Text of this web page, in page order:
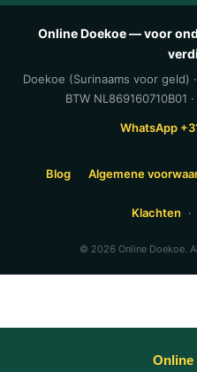
Online Doekoe — voor
Doekoe (Surinaams voor geld)
BTW NL869160710B01
WhatsApp
Blog Algemene
Klachten ·
© 2026 Online Doekoe.
Online